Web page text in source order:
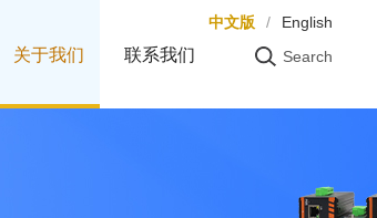
中文版 /
English
Search
关于我们 联系我们 搜索